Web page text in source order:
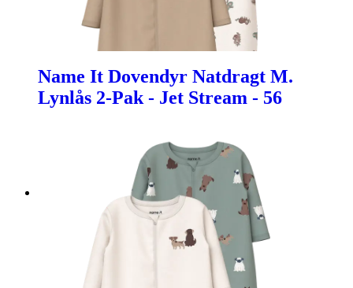
Name It Dovendyr Natdragt M.
Lynlås 2-Pak - Jet Stream - 56